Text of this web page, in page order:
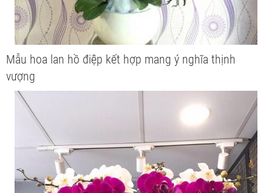
Mẫu hoa lan hồ điệp kết hợp mang ý nghĩa thịnh
vượng